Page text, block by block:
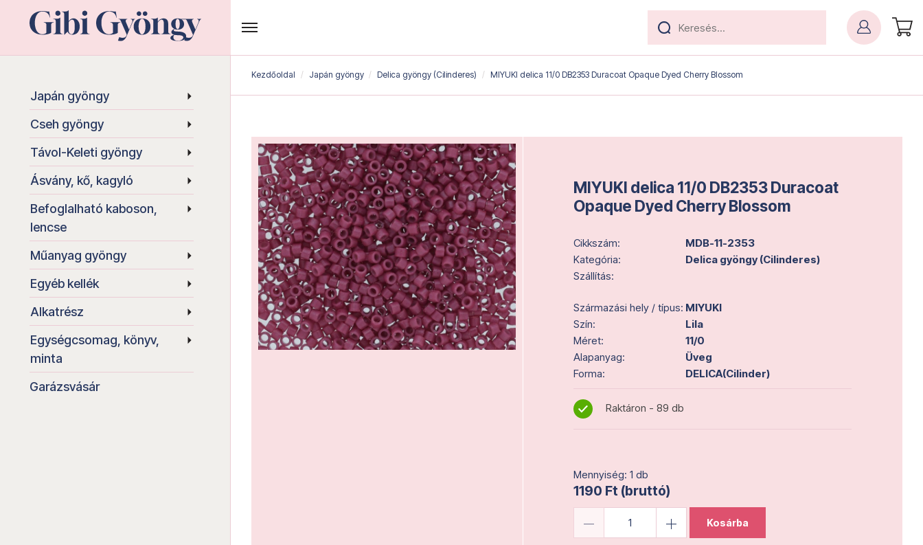
Japán gyöngy
Cseh gyöngy
Távol-Keleti gyöngy
Ásvány, kő, kagyló
Befoglalható kaboson,
lencse
Műanyag gyöngy
Egyéb kellék
Alkatrész
Egységcsomag, könyv,
minta
Garázsvásár
Kezdőoldal Japán gyöngy Delica gyöngy (Cilinderes) MIYUKI delica 11/0 DB2353 Duracoat Opaque Dyed Cherry Blossom
MIYUKI delica 11/0 DB2353 Duracoat
Opaque Dyed Cherry Blossom
Cikkszám:
MDB-11-2353
Kategória:
Delica gyöngy (Cilinderes)
Szállítás:
Származási hely / típus: MIYUKI
Szín:
Lila
Méret:
11/0
Alapanyag:
Üveg
Forma:
DELICA(Cilinder)
Raktáron - 89 db
Mennyiség: 1 db
1190 Ft (bruttó)
Kosárba